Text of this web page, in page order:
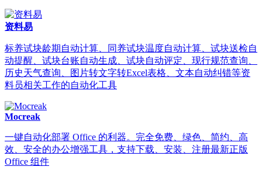
资料易
标养试块龄期自动计算、同养试块温度自动计算、试块送检自
动提醒、试块台账自动生成、试块自动评定、现行规范查询、
历史天气查询、图片转文字转Excel表格、文本自动纠错等资
料员相关工作的自动化工具
Mocreak
一键自动化部署 Office 的利器。完全免费、绿色、简约、高
效、安全的办公增强工具，支持下载、安装、注册最新正版
Office 组件